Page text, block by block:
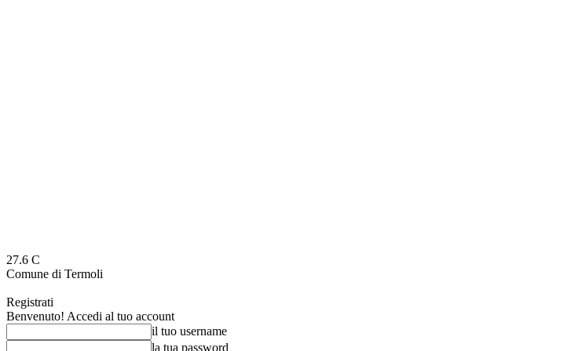
27.6 C
Comune di Termoli
Registrati
Benvenuto! Accedi al tuo account
il tuo username
la tua password